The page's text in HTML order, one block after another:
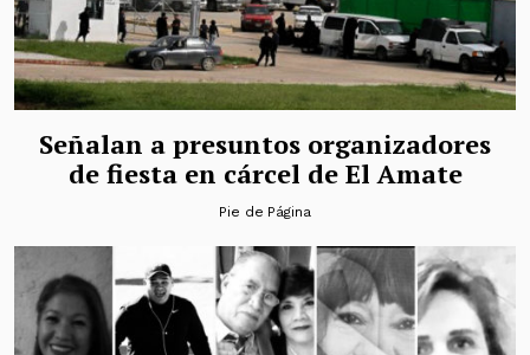
Señalan a presuntos organizadores
de fiesta en cárcel de El Amate
Pie de Página